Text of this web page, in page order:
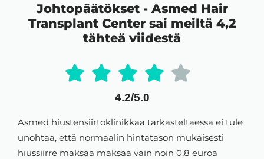
Johtopäätökset - Asmed Hair
Transplant Center sai meiltä 4,2
tähteä viidestä
4.2/5.0
Asmed hiustensiirtoklinikkaa tarkasteltaessa ei tule
unohtaa, että normaalin hintatason mukaisesti
hiussiirre maksaa maksaa vain noin 0,8 euroa